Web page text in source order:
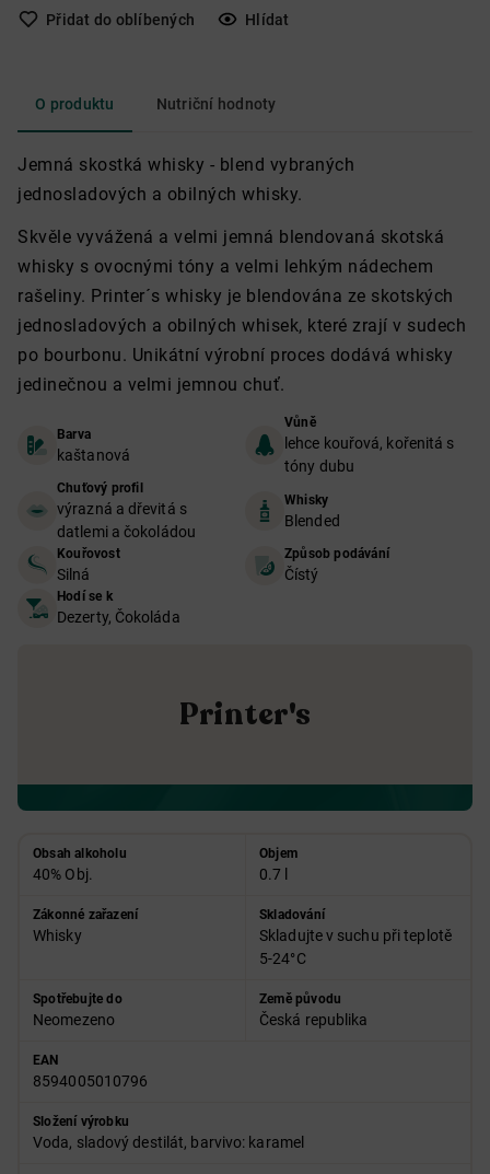
Přidat do oblíbených Hlídat
O produktu Nutriční hodnoty
Jemná skostká whisky - blend vybraných
jednosladových a obilných whisky.
Skvěle vyvážená a velmi jemná blendovaná skotská
whisky s ovocnými tóny a velmi lehkým nádechem
rašeliny. Printer´s whisky je blendována ze skotských
jednosladových a obilných whisek, které zrají v sudech
po bourbonu. Unikátní výrobní proces dodává whisky
jedinečnou a velmi jemnou chuť.
Barva
kaštanová
Vůně
lehce kouřová, kořenitá s
tóny dubu
Chuťový profil
výrazná a dřevitá s
datlemi a čokoládou
Whisky
Blended
Kouřovost
Silná
Způsob podávání
Čístý
Hodí se k
Dezerty, Čokoláda
Printer's
Obsah alkoholu
40% Obj.
Objem
0.7 l
Zákonné zařazení
Whisky
Skladování
Skladujte v suchu při teplotě
5-24°C
Spotřebujte do
Neomezeno
Země původu
Česká republika
EAN
8594005010796
Složení výrobku
Voda, sladový destilát, barvivo: karamel